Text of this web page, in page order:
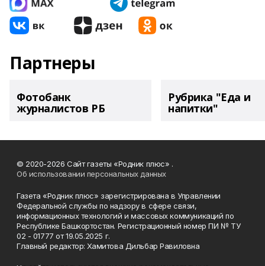
Партнеры
Фотобанк
журналистов РБ
Рубрика "Еда и
напитки"
© 2020-2026 Сайт газеты «Родник плюс» .
Об использовании персональных данных
Газета «Родник плюс» зарегистрирована в Управлении
Федеральной службы по надзору в сфере связи,
информационных технологий и массовых коммуникаций по
Республике Башкортостан. Регистрационный номер ПИ № ТУ
02 - 01777 от 19.05.2025 г.
Главный редактор: Хамитова Дильбар Равиловна